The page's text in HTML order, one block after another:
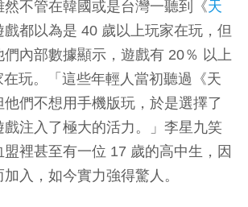
不管在韓國或是台灣一聽到《天
戲都以為是 40 歲以上玩家在玩，但
內部數據顯示，遊戲有 20％ 以上
玩。「這些年輕人當初聽過《天
們不想用手機版玩，於是選擇了
注入了極大的活力。」李星九笑
裡甚至有一位 17 歲的高中生，因
入，如今實力強得驚人。